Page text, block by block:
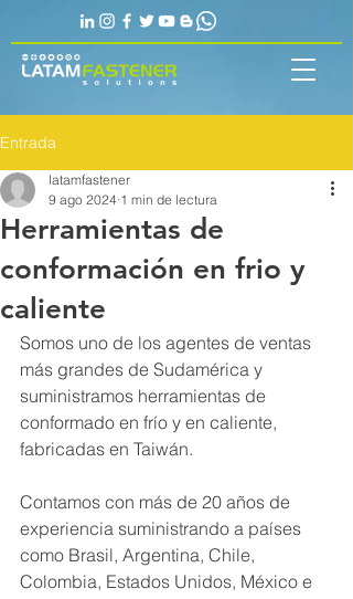
Entrada
Herramientas de
conformación en frio y
caliente
latamfastener
9 ago 2024 1 min de lectura
Somos uno de los agentes de ventas
más grandes de Sudamérica y
suministramos herramientas de
conformado en frío y en caliente,
fabricadas en Taiwán.
Contamos con más de 20 años de
experiencia suministrando a países
como Brasil, Argentina, Chile,
Colombia, Estados Unidos, México e